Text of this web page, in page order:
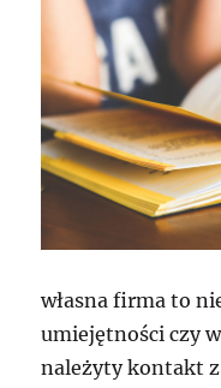
własna firma to
umiejętności czy
należyty kontakt